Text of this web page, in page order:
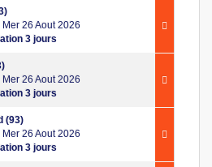
26 Aout 2026
3 jours
26 Aout 2026
3 jours
(93)
26 Aout 2026
3 jours